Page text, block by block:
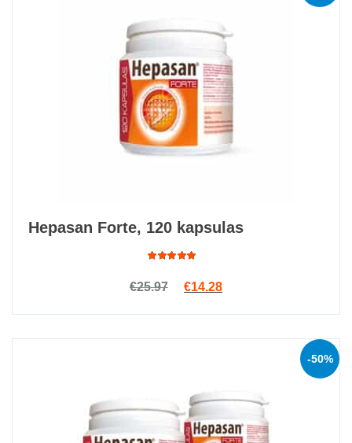
Hepasan Forte, 120 kapsulas
4.91
out
€25.97 Original price was: €25.97.
€14.28Current price is:
-50%